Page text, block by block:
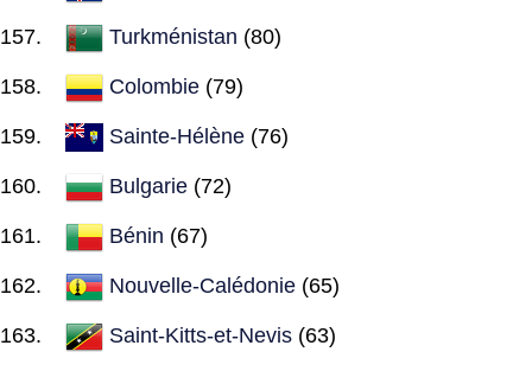
Turkménistan (80)
Colombie (79)
Sainte-Hélène (76)
Bulgarie (72)
Bénin (67)
Nouvelle-Calédonie (65)
Saint-Kitts-et-Nevis (63)